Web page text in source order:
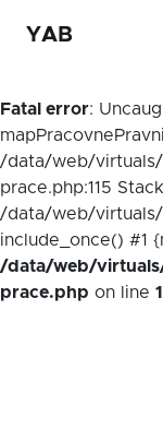
YAB
Fatal error:
/data/web/
prace.php:115
/data/web/
include_once() #1
/data/web/
prace.php on line